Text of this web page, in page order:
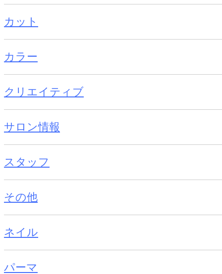
カット
カラー
クリエイティブ
サロン情報
スタッフ
その他
ネイル
パーマ